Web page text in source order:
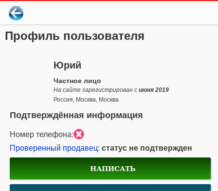
Профиль пользователя
Юрий
Частное лицо
На сайте зарегистрирован с июня 2019
Россия, Москва, Москва
Подтверждённая информация
Номер телефона:
Проверенный продавец: статус не подтвержден
НАПИСАТЬ